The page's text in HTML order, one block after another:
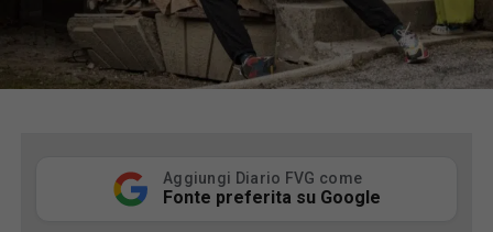
Aggiungi Diario FVG come
Fonte preferita su Google